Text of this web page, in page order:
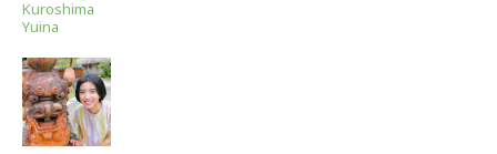
Kuroshima
Yuina